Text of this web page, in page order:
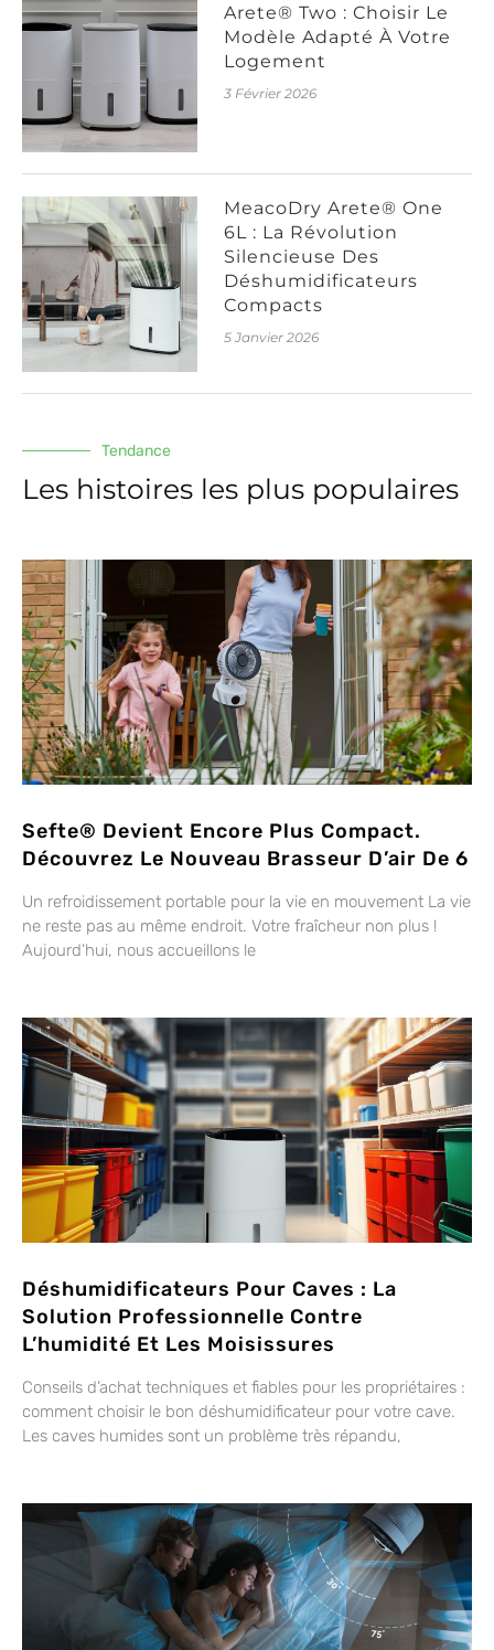
Arete® Two : Choisir Le
Modèle Adapté À Votre
Logement
3 Février 2026
MeacoDry Arete® One
6L : La Révolution
Silencieuse Des
Déshumidificateurs
Compacts
5 Janvier 2026
Tendance
Les histoires les plus populaires
Sefte® Devient Encore Plus Compact.
Découvrez Le Nouveau Brasseur D’air De 6
Un refroidissement portable pour la vie en mouvement La vie
ne reste pas au même endroit. Votre fraîcheur non plus !
Aujourd’hui, nous accueillons le
Déshumidificateurs Pour Caves : La
Solution Professionnelle Contre
L’humidité Et Les Moisissures
Conseils d’achat techniques et fiables pour les propriétaires :
comment choisir le bon déshumidificateur pour votre cave.
Les caves humides sont un problème très répandu,